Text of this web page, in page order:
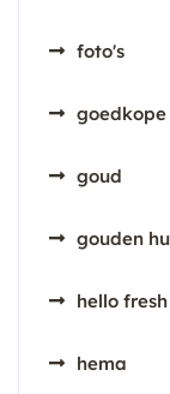
foto's
goedkope
goud
gouden
hello fresh
hema